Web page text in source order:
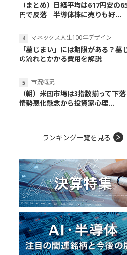
（まとめ）日経平均は617円安の
円で反落 半導体株に売りも好...
マネックス人生100年デザイン
「墓じまい」には期限がある？墓
の流れとかかる費用を解説
市況概況
（朝）米国市場は3指数揃って下
情勢悪化懸念から投資家心理...
ランキング一覧を見る